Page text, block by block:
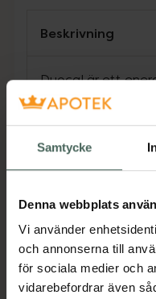
Samtycke
Denna webbplats
Vi använder
och annonserna till
för sociala medier och
vidarebefordrar även
Beskrivning
Duocal är ett
glukossirap och
kostbehandling
och laktosfri.
konsistensen i
gör det lätt att
dryck. Duocal kan
för att öka